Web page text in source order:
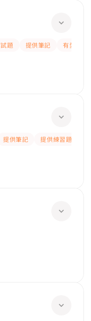
題 提供筆記
有愛心
提供筆記
提供練習題/試題